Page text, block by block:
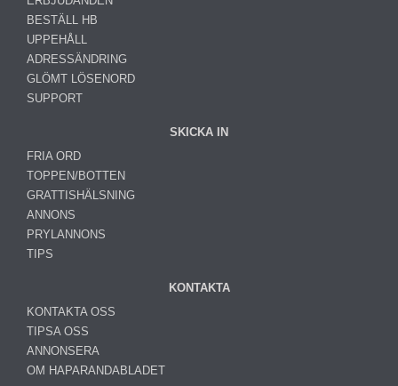
BESTÄLL HB
UPPEHÅLL
ADRESSÄNDRING
GLÖMT LÖSENORD
SUPPORT
SKICKA IN
FRIA ORD
TOPPEN/BOTTEN
GRATTISHÄLSNING
ANNONS
PRYLANNONS
TIPS
KONTAKTA
KONTAKTA OSS
TIPSA OSS
ANNONSERA
OM HAPARANDABLADET